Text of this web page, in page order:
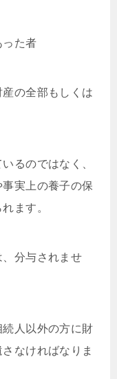
った者
の全部もしくは
るのではなく、
実上の養子の保
ます。
分与されませ
人以外の方に財
なければなりま